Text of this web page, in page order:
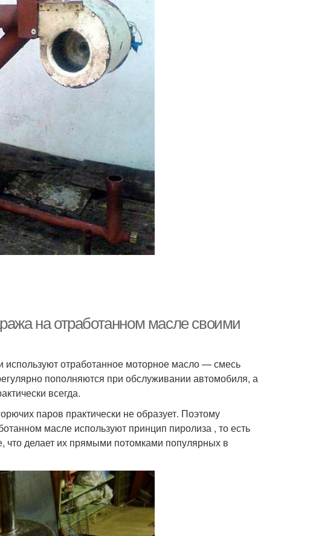
на отработанном масле своими
используют отработанное моторное масло — смесь
пополняются при обслуживании автомобиля, а
всегда.
паров практически не образует. Поэтому
масле используют принцип пиролиза , то есть
что делает их прямыми потомками популярных в